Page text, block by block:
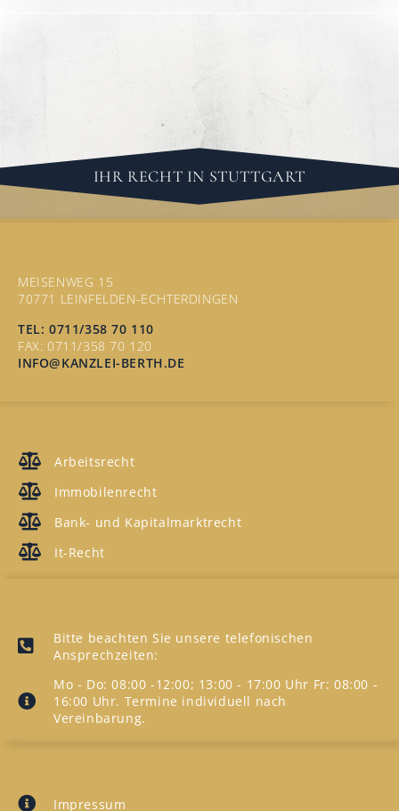
IHR RECHT IN STUTTGART
MEISENWEG 15
70771 LEINFELDEN-ECHTERDINGEN
TEL: 0711/358 70 110
FAX: 0711/358 70 120
INFO@KANZLEI-BERTH.DE
Arbeitsrecht
Immobilenrecht
Bank- und Kapitalmarktrecht
It-Recht
Bitte beachten Sie unsere telefonischen
Ansprechzeiten:
Mo - Do: 08:00 -12:00; 13:00 - 17:00 Uhr Fr: 08:00 -
16:00 Uhr. Termine individuell nach
Vereinbarung.
Impressum